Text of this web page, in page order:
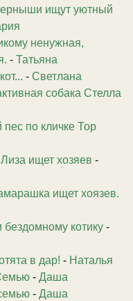
ищут уютный
ненужная,
- Татьяна
- Светлана
собака Стелла
по кличке Тор
Лиза ищет хозяев -
ищет хоязев.
котику -
в дар! - Наталья
- Даша
- Даша